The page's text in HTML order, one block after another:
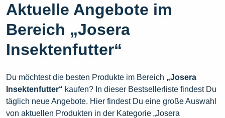
Aktuelle Angebote im
Bereich „Josera
Insektenfutter“
Du möchtest die besten Produkte im Bereich „Josera
Insektenfutter“ kaufen? In dieser Bestsellerliste findest Du
täglich neue Angebote. Hier findest Du eine große Auswahl
von aktuellen Produkten in der Kategorie „Josera